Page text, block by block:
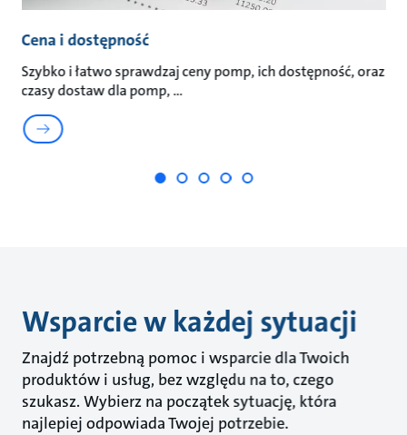
Cena i dostępność
Szybko i łatwo sprawdzaj ceny pomp, ich dostępność, oraz
czasy dostaw dla pomp,
Wsparcie w każdej sytuacji
Znajdź potrzebną pomoc i wsparcie dla Twoich
produktów i usług, bez względu na to, czego
szukasz. Wybierz na początek sytuację, która
najlepiej odpowiada Twojej potrzebie.